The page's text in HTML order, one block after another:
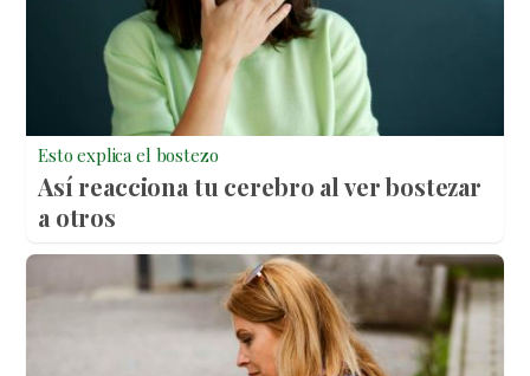
Esto explica el bostezo
Así reacciona tu cerebro al ver bostezar
a otros